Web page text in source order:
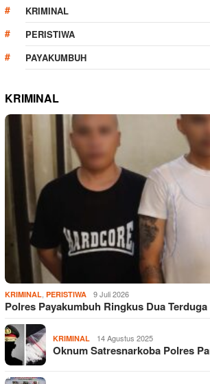
KRIMINAL
PERISTIWA
PAYAKUMBUH
KRIMINAL
KRIMINAL PERISTIWA 9 Juli 2026
Polres Payakumbuh Ringkus Dua
KRIMINAL 14 Agustus 2025
Oknum Satresnarkoba Polres